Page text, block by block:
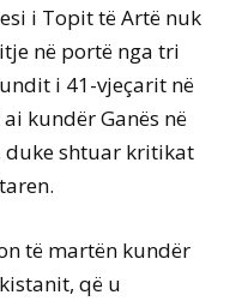
i Topit të Artë nuk
në portë nga tri
i 41-vjeçarit në
kundër Ganës në
duke shtuar kritikat
të martën kundër
që u